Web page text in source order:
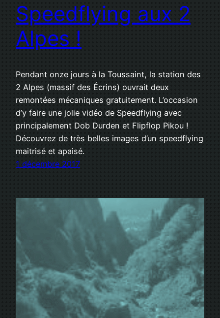
Speedflying aux 2
Alpes !
Pendant onze jours à la Toussaint, la station des
2 Alpes (massif des Écrins) ouvrait deux
remontées mécaniques gratuitement. L’occasion
d’y faire une jolie vidéo de Speedflying avec
principalement Dob Durden et Flipflop Pikou !
Découvrez de très belles images d’un speedflying
maitrisé et apaisé.
1 décembre 2017